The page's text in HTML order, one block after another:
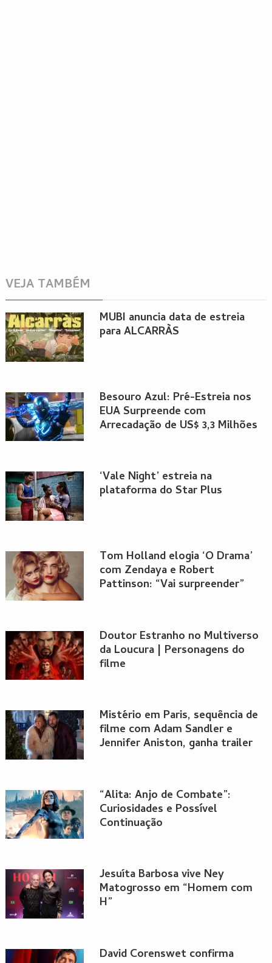
VEJA TAMBÉM
MUBI anuncia data de estreia
para ALCARRÀS
Besouro Azul: Pré-Estreia nos
EUA Surpreende com
Arrecadação de US$ 3,3 Milhões
‘Vale Night’ estreia na
plataforma do Star Plus
Tom Holland elogia ‘O Drama’
com Zendaya e Robert
Pattinson: “Vai surpreender”
Doutor Estranho no Multiverso
da Loucura | Personagens do
filme
Mistério em Paris, sequência de
filme com Adam Sandler e
Jennifer Aniston, ganha trailer
“Alita: Anjo de Combate”:
Curiosidades e Possível
Continuação
Jesuíta Barbosa vive Ney
Matogrosso em “Homem com
H”
David Corenswet confirma